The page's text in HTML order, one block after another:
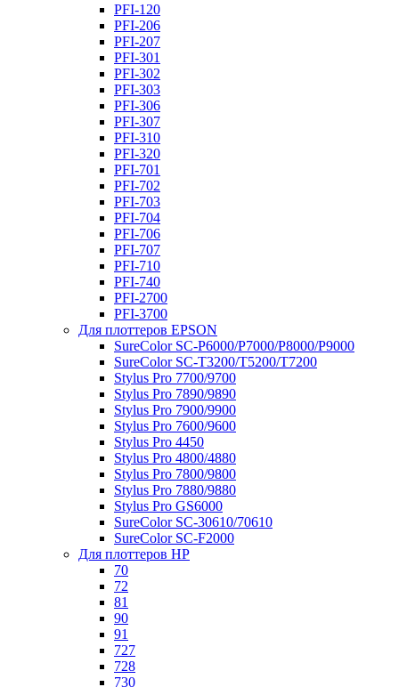
PFI-120
PFI-206
PFI-207
PFI-301
PFI-302
PFI-303
PFI-306
PFI-307
PFI-310
PFI-320
PFI-701
PFI-702
PFI-703
PFI-704
PFI-706
PFI-707
PFI-710
PFI-740
PFI-2700
PFI-3700
Для плоттеров EPSON
SureColor SC-P6000/P7000/P8000/P9000
SureColor SC-Т3200/T5200/T7200
Stylus Pro 7700/9700
Stylus Pro 7890/9890
Stylus Pro 7900/9900
Stylus Pro 7600/9600
Stylus Pro 4450
Stylus Pro 4800/4880
Stylus Pro 7800/9800
Stylus Pro 7880/9880
Stylus Pro GS6000
SureColor SC-30610/70610
SureColor SC-F2000
Для плоттеров HP
70
72
81
90
91
727
728
730